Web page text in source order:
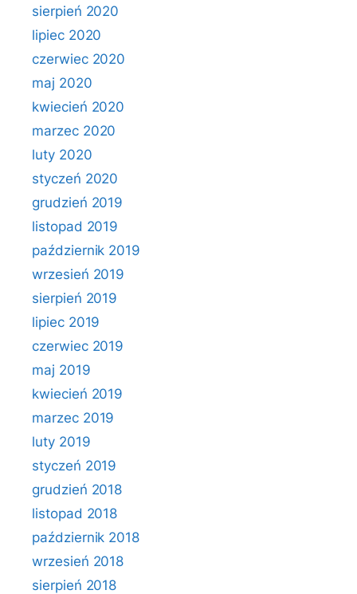
sierpień 2020
lipiec 2020
czerwiec 2020
maj 2020
kwiecień 2020
marzec 2020
luty 2020
styczeń 2020
grudzień 2019
listopad 2019
październik 2019
wrzesień 2019
sierpień 2019
lipiec 2019
czerwiec 2019
maj 2019
kwiecień 2019
marzec 2019
luty 2019
styczeń 2019
grudzień 2018
listopad 2018
październik 2018
wrzesień 2018
sierpień 2018